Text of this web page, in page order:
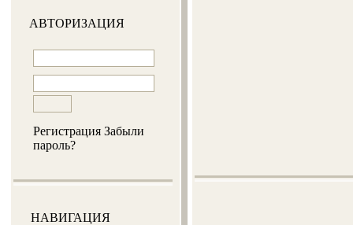
АВТОРИЗАЦИЯ
Регистрация Забыли
пароль?
НАВИГАЦИЯ